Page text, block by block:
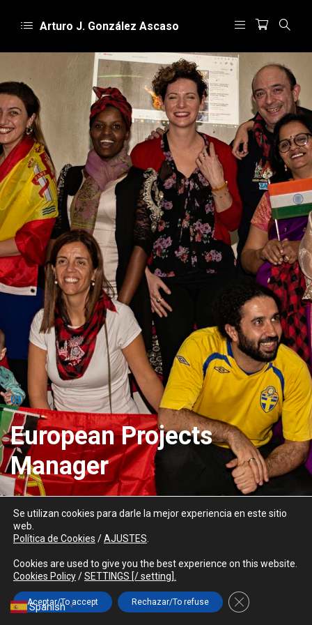
Arturo J. González Ascaso
PRIVATE AVISO LEGAL/LEGAL WARNING
03
European Projects
Manager
Spanish ▼
Se utilizan cookies para darle la mejor experiencia en este sitio
web.
Política de Cookies /AJUSTES
Cookies are used to give you the best experience on this website.
Cookies Policy/SETTINGS [/ setting].
Aceptar/To accept Rechazar/To refuse Cerrar el banner